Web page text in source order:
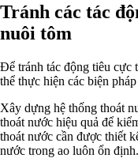
Tránh các tác
nuôi tôm
Để tránh tác động tiêu cực
thể thực hiện các biện pháp
Xây dựng hệ thống thoát
thoát nước hiệu quả để
thoát nước cần được thiết
nước trong ao luôn ổn định.